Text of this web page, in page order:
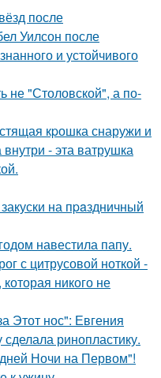
после
Уилсон после
и устойчивого
не "Столовской", а по-
кpошка снаружи и
- эта ватрушка
на пpaздничный
навестила папу.
с цитрусовой ноткой -
никого не
Этот нос": Евгения
ринопластику.
Ночи на Первом"!